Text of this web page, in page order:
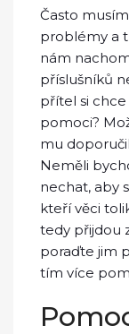
Často
problémy a
nám
příslušníků
přítel si
pomoci?
mu
Neměli
nechat, aby
kteří věci
tedy přijdou
poraďte jim
tím více